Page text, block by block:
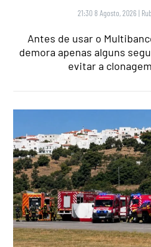
21:30 8 Agosto, 2026 |
Antes de usar o
demora apenas alguns
evitar a